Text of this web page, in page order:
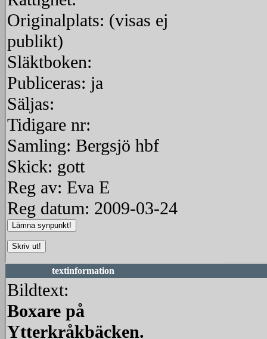
Originalplats: (visas ej
publikt)
Släktboken:
Publiceras: ja
Säljas:
Tidigare nr:
Samling: Bergsjö hbf
Skick: gott
Reg av: Eva E
Reg datum: 2009-03-24
textinformation
Bildtext:
Boxare på
Ytterkråkbäcken.